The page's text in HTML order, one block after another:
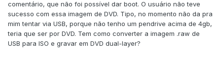
comentário, que não foi possível dar boot. O usuário não teve
sucesso com essa imagem de DVD. Tipo, no momento não da pra
mim tentar via USB, porque não tenho um pendrive acima de 4gb,
teria que ser por DVD. Tem como converter a imagem .raw de
USB para ISO e gravar em DVD dual-layer?